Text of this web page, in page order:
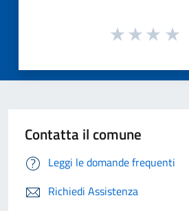
Contatta il comune
Leggi le domande frequenti
Richiedi Assistenza